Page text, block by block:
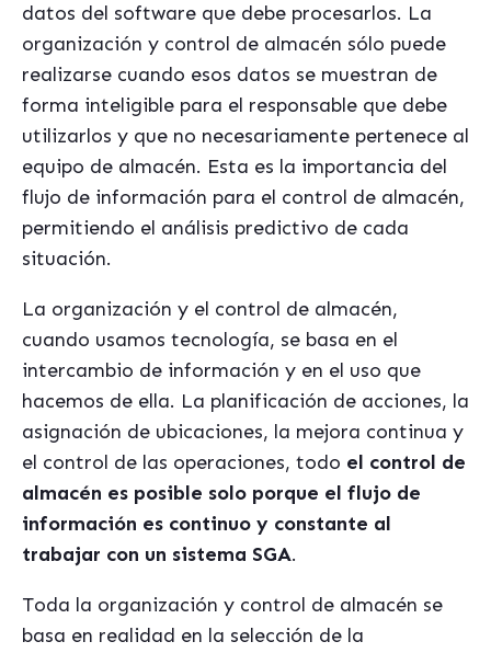
datos del software que debe procesarlos. La
organización y control de almacén sólo puede
realizarse cuando esos datos se muestran de
forma inteligible para el responsable que debe
utilizarlos y que no necesariamente pertenece al
equipo de almacén. Esta es la importancia del
flujo de información para el control de almacén,
permitiendo el análisis predictivo de cada
situación.
La organización y el control de almacén,
cuando usamos tecnología, se basa en el
intercambio de información y en el uso que
hacemos de ella. La planificación de acciones, la
asignación de ubicaciones, la mejora continua y
el control de las operaciones, todo el control de
almacén es posible solo porque el flujo de
información es continuo y constante al
trabajar con un sistema SGA.
Toda la organización y control de almacén se
basa en realidad en la selección de la